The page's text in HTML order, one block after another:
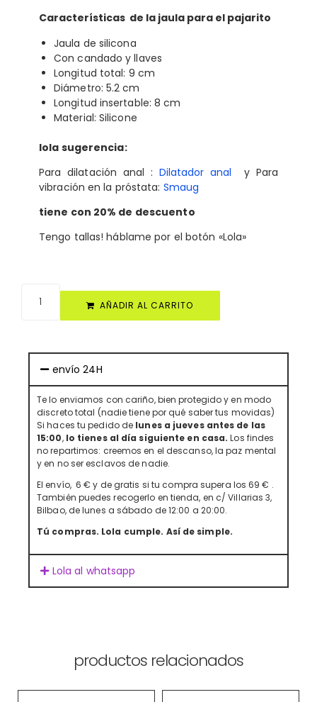
Características de la jaula para el pajarito
Jaula de silicona
Con candado y llaves
Longitud total: 9 cm
Diámetro: 5.2 cm
Longitud insertable: 8 cm
Material: Silicone
lola sugerencia:
Para dilatación anal : Dilatador anal y Para
vibración en la próstata: Smaug
tiene con 20% de descuento
Tengo tallas! háblame por el botón «Lola»
AÑADIR AL CARRITO
envío 24H
Te lo enviamos con cariño, bien protegido y en modo
discreto total (nadie tiene por qué saber tus movidas)
Si haces tu pedido de lunes a jueves antes de las
15:00, lo tienes al día siguiente en casa.Los findes
no repartimos: creemos en el descanso, la paz mental
y en no ser esclavos de nadie.
El envío, 6 € y de gratis si tu compra supera los 69 € .
También puedes recogerlo en tienda, en c/ Villarias 3,
Bilbao, de lunes a sábado de 12:00 a 20:00.
Tú compras. Lola cumple. Así de simple.
Lola al whatsapp
productos relacionados